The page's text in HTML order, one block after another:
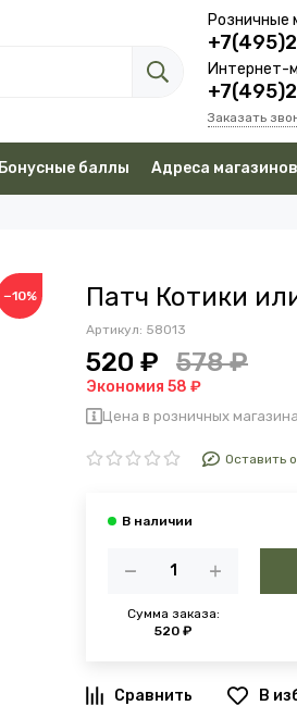
Розничные
Интернет-
Заказать
Бонусные баллы Адреса магазинов
−10% Патч Котики
Артикул: 58013
520 ₽ 578 ₽
Экономия 58 ₽
Цена в розничных
Оставить
Сумма заказа:
520 ₽
В